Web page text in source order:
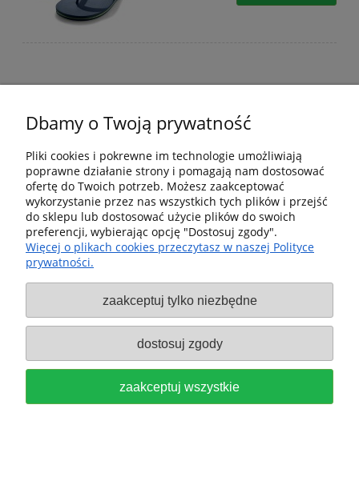
GRADACJA P40 Festool 577571
159,00 zł
do koszyka
Systainer³ SYS3 DF M 187
Skrzynka ze schowkiem w
pokrywie FESTOOL 577347
Dbamy o Twoją prywatność
Pliki cookies i pokrewne im technologie umożliwiają
poprawne działanie strony i pomagają nam dostosować
ofertę do Twoich potrzeb. Możesz zaakceptować
wykorzystanie przez nas wszystkich tych plików i przejść
do sklepu lub dostosować użycie plików do swoich
preferencji, wybierając opcję "Dostosuj zgody".
Więcej o plikach cookies przeczytasz w naszej Polityce
prywatności.
zaakceptuj tylko niezbędne
dostosuj zgody
zaakceptuj wszystkie